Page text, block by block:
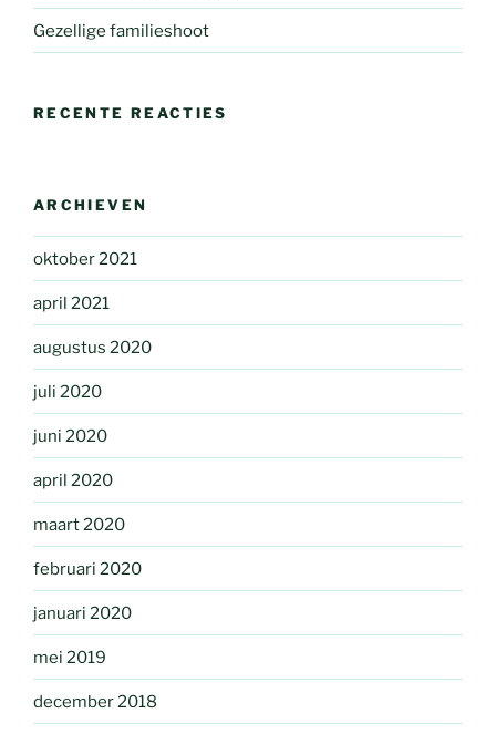
Gezellige familieshoot
RECENTE REACTIES
ARCHIEVEN
oktober 2021
april 2021
augustus 2020
juli 2020
juni 2020
april 2020
maart 2020
februari 2020
januari 2020
mei 2019
december 2018